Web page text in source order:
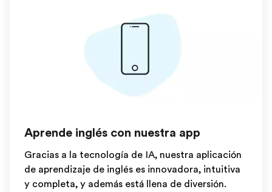
Aprende inglés con nuestra app
Gracias a la tecnología de IA, nuestra aplicación
de aprendizaje de inglés es innovadora, intuitiva
y completa, y además está llena de diversión.